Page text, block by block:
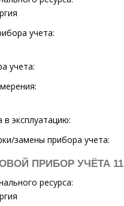
учета:
учета:
в эксплуатацию:
замены прибора учета:
ПРИБОР УЧЁТА 11
ресурса: